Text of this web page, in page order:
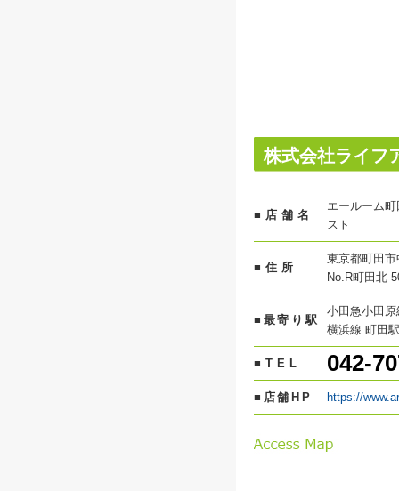
株式会社ライフ
■店舗名
エールーム
スト
■住所
東京都町田
No.R町田北
■最寄り駅
小田急小田
横浜線 町田
■TEL 042-
■店舗HP https://